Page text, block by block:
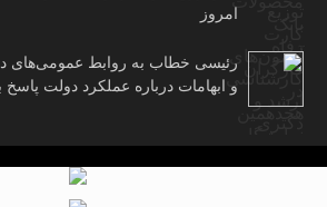
امروز
رئیسی خطاب به روابط عمومی‌های
و ابهامات درباره عملکرد دولت پاسخ